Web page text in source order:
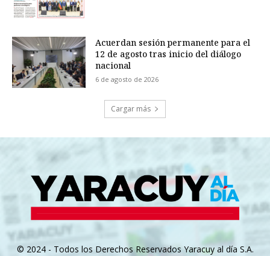
Acuerdan sesión permanente para el
12 de agosto tras inicio del diálogo
nacional
6 de agosto de 2026
Cargar más
© 2024 - Todos los Derechos Reservados Yaracuy al día S.A.